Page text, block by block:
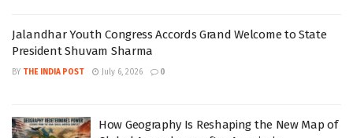
Jalandhar Youth Congress Accords Grand Welcome to State
President Shuvam Sharma
BY THE INDIA POST July 6, 2026 0
How Geography Is Reshaping the New Map of